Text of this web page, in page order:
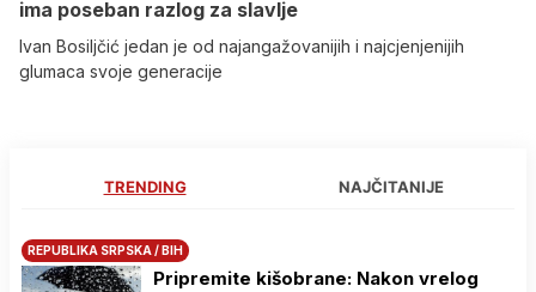
ima poseban razlog za slavlje
Ivan Bosiljčić jedan je od najangažovanijih i najcjenjenijih
glumaca svoje generacije
TRENDING NAJČITANIJE
REPUBLIKA SRPSKA / BIH
Pripremite kišobrane: Nakon vrelog